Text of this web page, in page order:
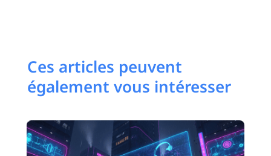
Ces articles peuvent
également vous intéresser